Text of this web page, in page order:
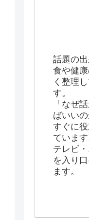
話題の
食や健
く整理
す。
「なぜ
ばいい
すぐに
ています
テレビ
を入り
ます。